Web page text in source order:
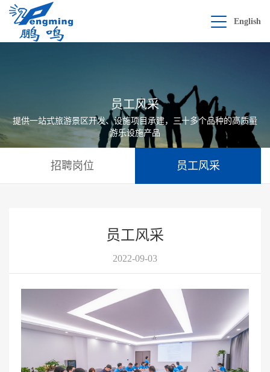
English
员工风采
提供一站式旅游景区开发、设施项目承建，三十多个品种的高质量
游乐设施产品
招聘岗位 员工风采
员工风采
2022-09-03